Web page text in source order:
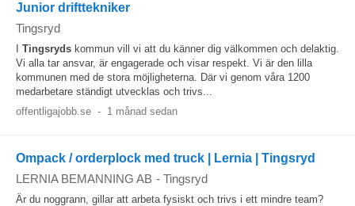
Junior drifttekniker
Tingsryd
Tingsryds kommun vill vi att du känner dig välkommen och delaktig.
Vi alla tar ansvar, är engagerade och visar respekt. Vi är den lilla
kommunen med de stora möjligheterna. Där vi genom våra 1200
medarbetare ständigt utvecklas och trivs...
offentligajobb.se - 1 månad sedan
Ompack / orderplock med truck | Lernia | Tingsryd
LERNIA BEMANNING AB - Tingsryd
Är du noggrann, gillar att arbeta fysiskt och trivs i ett mindre team?